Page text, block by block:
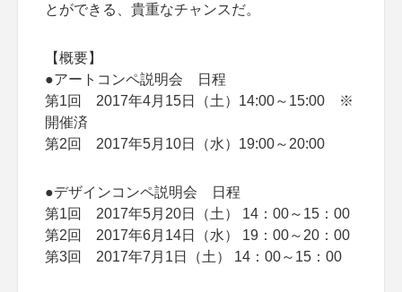
とができる、貴重なチャンスだ。
【概要】
●アートコンペ説明会 日程
第1回 2017年4月15日（土）14:00～15:00 ※
開催済
第2回 2017年5月10日（水）19:00～20:00
●デザインコンペ説明会 日程
第1回 2017年5月20日（土） 14：00～15：00
第2回 2017年6月14日（水） 19：00～20：00
第3回 2017年7月1日（土） 14：00～15：00